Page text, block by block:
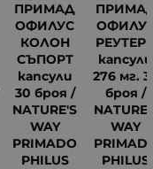
ПРИМАД
ОФИЛУС
КОЛОН
СЪПОРТ
капсули
30 броя /
NATURE'S
WAY
PRIMADO
PHILUS
капсули
276 мг.
броя /
WAY
PHILUS